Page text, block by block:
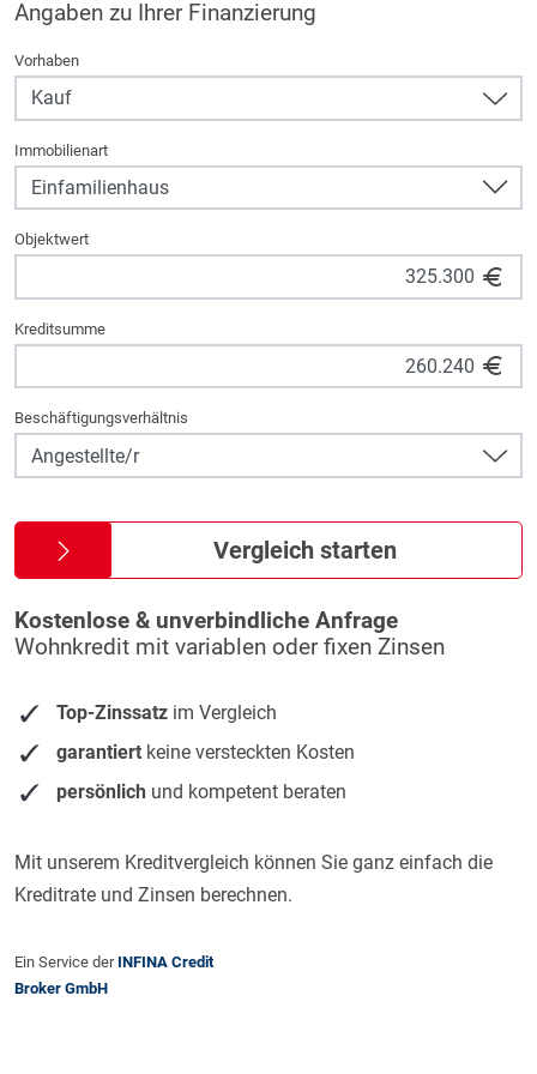
Angaben zu Ihrer Finanzierung
Vorhaben
Immobilienart
Objektwert
Kreditsumme
Beschäftigungsverhältnis
Vergleich starten
Kostenlose & unverbindliche Anfrage
Wohnkredit mit variablen oder fixen Zinsen
Top-Zinssatz im Vergleich
garantiert keine versteckten Kosten
persönlich und kompetent beraten
Mit unserem Kreditvergleich können Sie ganz einfach die
Kreditrate und Zinsen berechnen.
Ein Service der INFINA Credit
Broker GmbH